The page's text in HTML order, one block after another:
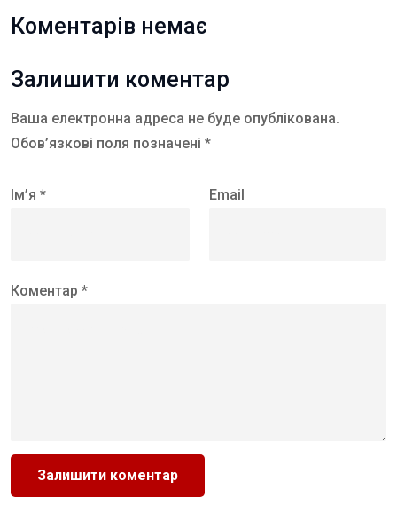
Коментарів немає
Залишити коментар
Ваша електронна адреса не буде опублікована.
Обов’язкові поля позначені *
Ім’я * Email
Коментар *